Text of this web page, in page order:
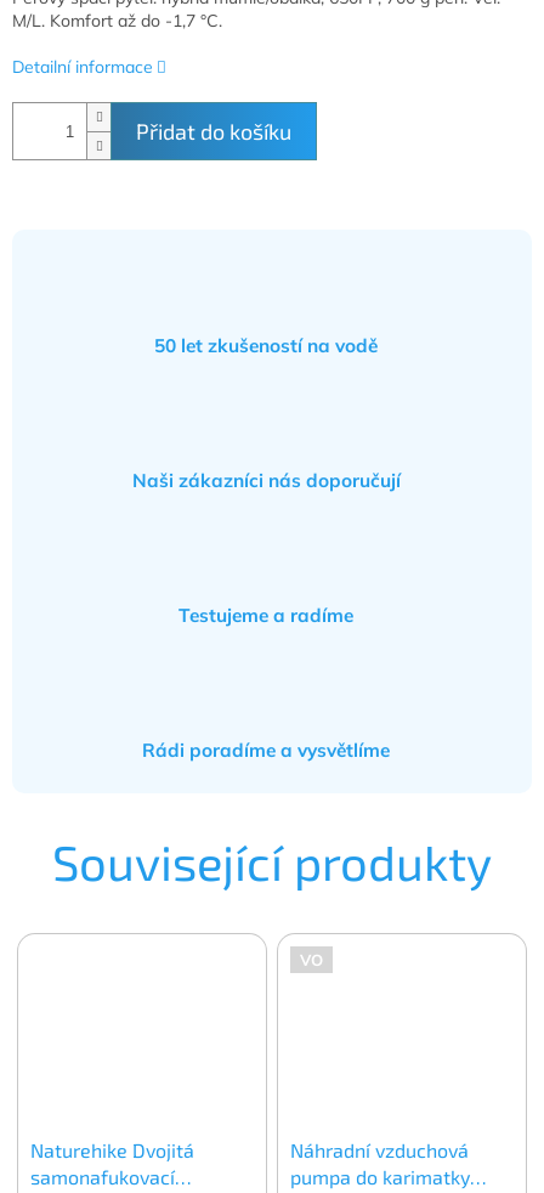
Přidat do košíku
M/L. Komfort až do -1,7 °C.
Detailní informace
50 let zkušeností na vodě
Naši zákazníci nás doporučují
Testujeme a radíme
Rádi poradíme a vysvětlíme
Související produkty
Naturehike Dvojitá
samonafukovací
VO
Náhradní vzduchová
pumpa do karimatky